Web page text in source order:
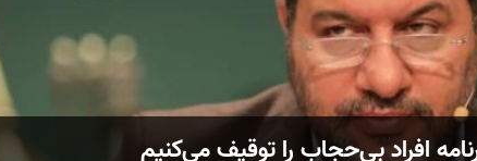
افراد بی‌حجاب را توقیف می‌کنیم